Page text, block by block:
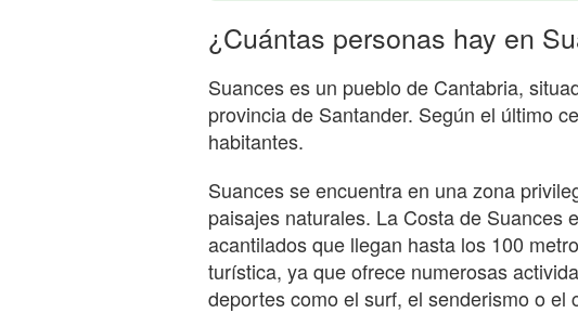
¿Cuántas personas hay en
Suances es un pueblo de Cantabria,
provincia de Santander. Según el último
habitantes.
Suances se encuentra en una zona
paisajes naturales. La Costa de Suances
acantilados que llegan hasta los 100
turística, ya que ofrece numerosas
deportes como el surf, el senderismo o el